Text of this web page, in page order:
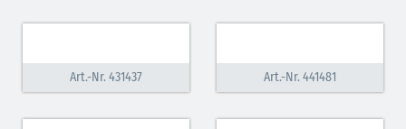
Art.-Nr. 431437 Art.-Nr. 441481